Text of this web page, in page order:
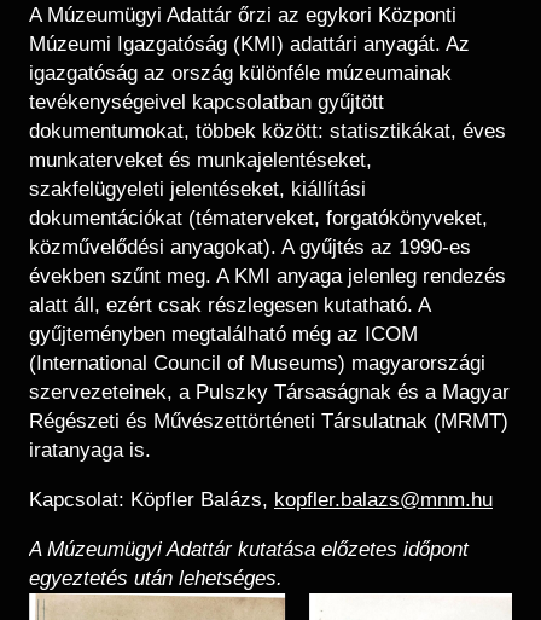
Régészet
Tagintézmények
Felnőttképzés
Közérdekű adatok
Képcsarnok
Történeti Fényképtár
Éremtár
Adattár
Központi Könyvtár
A Múzeumügyi Adattár őrzi az egykori Központi
Múzeumi Igazgatóság (KMI) adattári anyagát. Az
igazgatóság az ország különféle múzeumainak
tevékenységeivel kapcsolatban gyűjtött
dokumentumokat, többek között: statisztikákat, éves
munkaterveket és munkajelentéseket,
szakfelügyeleti jelentéseket, kiállítási
dokumentációkat (tématerveket, forgatókönyveket,
közművelődési anyagokat). A gyűjtés az 1990-es
években szűnt meg. A KMI anyaga jelenleg rendezés
alatt áll, ezért csak részlegesen kutatható. A
gyűjteményben megtalálható még az ICOM
(International Council of Museums) magyarországi
szervezeteinek, a Pulszky Társaságnak és a Magyar
Régészeti és Művészettörténeti Társulatnak (MRMT)
iratanyaga is.
Kapcsolat: Köpfler Balázs, kopfler.balazs@mnm.hu
A Múzeumügyi Adattár kutatása előzetes időpont
egyeztetés után lehetséges.